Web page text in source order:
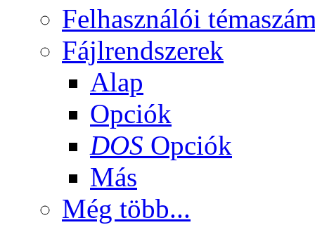
Felhasználói
Fájlrendszerek
Alap
Opciók
DOS Opciók
Más
Még több...